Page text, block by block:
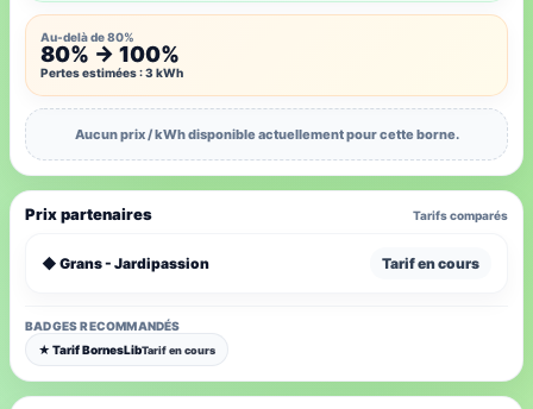
Au-delà de 80%
80% → 100%
Pertes estimées : 3 kWh
Aucun prix / kWh disponible actuellement pour cette borne.
Prix partenaires Tarifs comparés
◆ Grans - Jardipassion Tarif en cours
BADGES RECOMMANDÉS
★ Tarif BornesLibTarif en cours